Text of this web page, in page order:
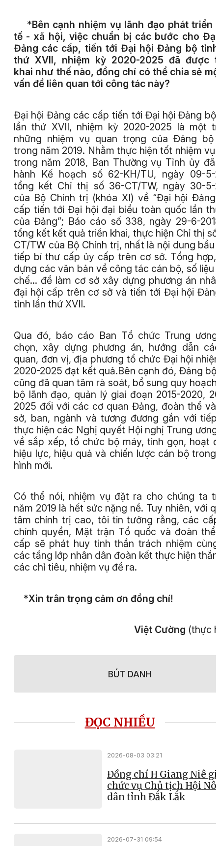
*Bên cạnh nhiệm vụ lãnh đạo phát triển
tế - xã hội, việc chuẩn bị các bước cho
Đảng các cấp, tiến tới Đại hội Đảng bộ
thứ XVII, nhiệm kỳ 2020-2025 đã được
khai như thế nào, đồng chí có thể chia sẻ
vấn đề liên quan tới công tác này?
Đại hội Đảng các cấp tiến tới Đại hội Đảng bộ
lần thứ XVII, nhiệm kỳ 2020-2025 là một
những nhiệm vụ quan trọng của Đảng bộ
trong năm 2019. Nhằm thực hiện tốt nhiệm vụ
trong năm 2018, Ban Thường vụ Tỉnh ủy đã
hành Kế hoạch số 62-KH/TU, ngày 09-5-
tổng kết Chỉ thị số 36-CT/TW, ngày 30-5-
của Bộ Chính trị (khóa XI) về “Đại hội Đảng
cấp tiến tới Đại hội đại biểu toàn quốc lần
của Đảng”; Báo cáo số 338, ngày 29-6-
tổng kết kết quả triển khai, thực hiện Chỉ thị
CT/TW của Bộ Chính trị, nhất là nội dung bầu
tiếp bí thư cấp ủy cấp trên cơ sở. Tổng hợp,
dựng các văn bản về công tác cán bộ, số liệu
chế... để làm cơ sở xây dựng phương án
đại hội cấp trên cơ sở và tiến tới Đại hội
tỉnh lần thứ XVII.
Qua đó, báo cáo Ban Tổ chức Trung
chọn, xây dựng phương án, hướng dẫn
quan, đơn vị, địa phương tổ chức Đại hội
2020-2025 đạt kết quả.Bên cạnh đó, Đảng bộ
cũng đã quan tâm rà soát, bổ sung quy hoạch
bộ lãnh đạo, quản lý giai đoạn 2015-2020,
2025 đối với các cơ quan Đảng, đoàn thể và
sở, ban, ngành và tương đương gắn với
thực hiện các Nghị quyết Hội nghị Trung ương
về sắp xếp, tổ chức bộ máy, tinh gọn, hoạt
hiệu lực, hiệu quả và chiến lược cán bộ trong
hình mới.
Có thể nói, nhiệm vụ đặt ra cho chúng ta
năm 2019 là hết sức nặng nề. Tuy nhiên, với
tâm chính trị cao, tôi tin tưởng rằng, các
chính quyền, Mặt trận Tổ quốc và đoàn thể
cấp sẽ phát huy tinh thần trách nhiệm
các tầng lớp nhân dân đoàn kết thực hiện
các chỉ tiêu, nhiệm vụ đề ra.
*Xin trân trọng cảm ơn đồng chí!
Việt Cường (thực
BÚT DANH
ĐỌC NHIỀU
2026-08-03 03:21
Đồng chí H Giang Niê
chức vụ Chủ tịch Hội
dân tỉnh Đắk Lắk
2026-07-31 09:54